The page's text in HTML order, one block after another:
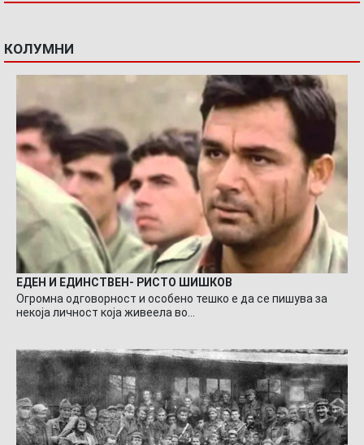
КОЛУМНИ
ЕДЕН И ЕДИНСТВЕН- РИСТО ШИШКОВ
Огромна одговорност и особено тешко е да се пишува за
некоја личност која живеела во…